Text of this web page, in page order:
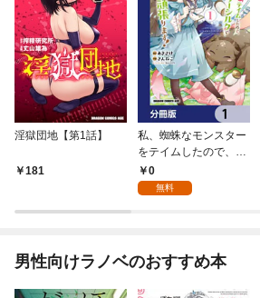
淫獄団地【第1話】
181
私、蜘蛛なモンスター
をテイムしたので、ス
パイダーシルクで裁縫
を頑張ります！【分冊
0
無料
男性向けラノベのおすすめ本